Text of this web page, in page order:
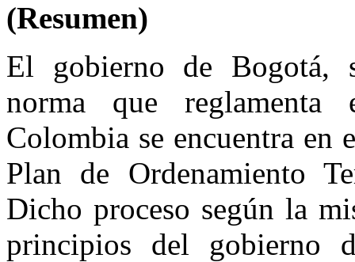
(Resumen)
El gobierno de Bogotá,
norma que reglamenta
Colombia se encuentra en
Plan de Ordenamiento
Dicho proceso según la
principios del gobierno